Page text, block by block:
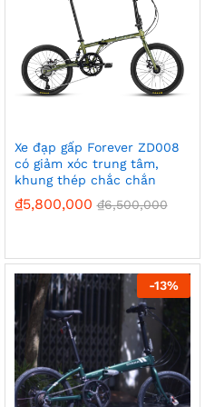
Xe đạp gấp Forever ZD008
có giảm xóc trung tâm,
khung thép chắc chắn
₫5,800,000 ₫6,500,000
-13%